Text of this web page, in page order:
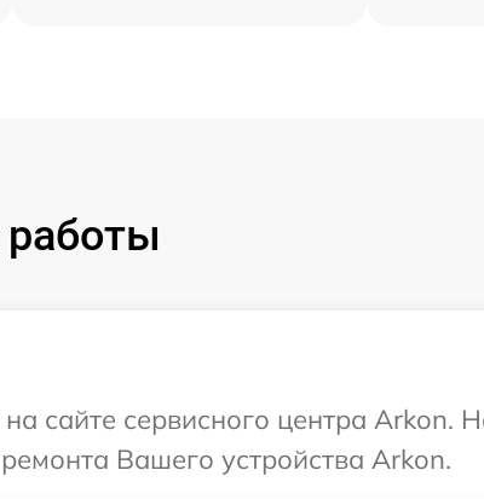
сайте сервисного центра Arkon.
Вашего устройства Arkon.